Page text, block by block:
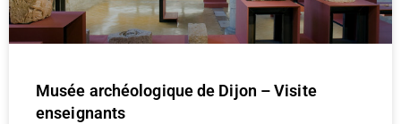
Musée archéologique de Dijon – Visite
enseignants